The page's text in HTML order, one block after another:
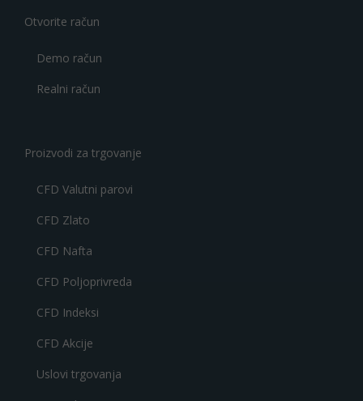
Otvorite račun
Demo račun
Realni račun
Proizvodi za trgovanje
CFD Valutni parovi
CFD Zlato
CFD Nafta
CFD Poljoprivreda
CFD Indeksi
CFD Akcije
Uslovi trgovanja